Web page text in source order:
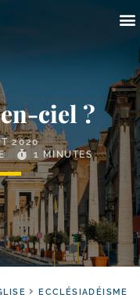
ciel ?
2020
1 MINUTES
ECCLÉSIADÉISME